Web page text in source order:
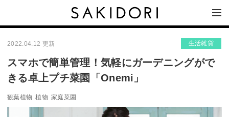
2022.04.12 更新 生活雑貨
スマホで簡単管理！気軽にガーデニングがで
きる卓上プチ菜園「Onemi」
観葉植物 植物 家庭菜園